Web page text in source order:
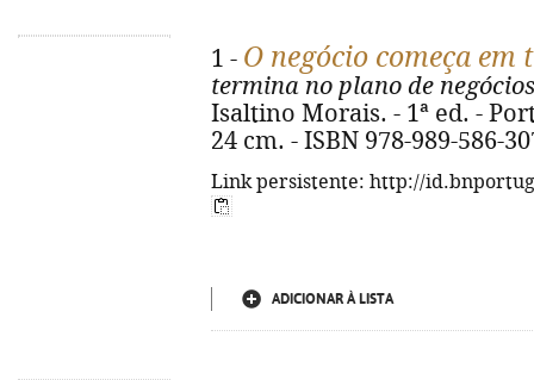
1 - O negócio começa em
termina no plano de negócios
Isaltino Morais. - 1ª ed. -
24 cm. - ISBN 978-989-586-
Link persistente: http://
ADICIONAR À LISTA